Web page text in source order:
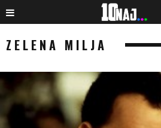
ZELENA MILJA